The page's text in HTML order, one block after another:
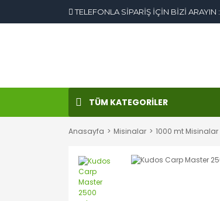
TELEFONLA SİPARİŞ İÇİN BİZİ ARAYIN :
TÜM KATEGORİLER
Anasayfa Misinalar 1000 mt Misinalar